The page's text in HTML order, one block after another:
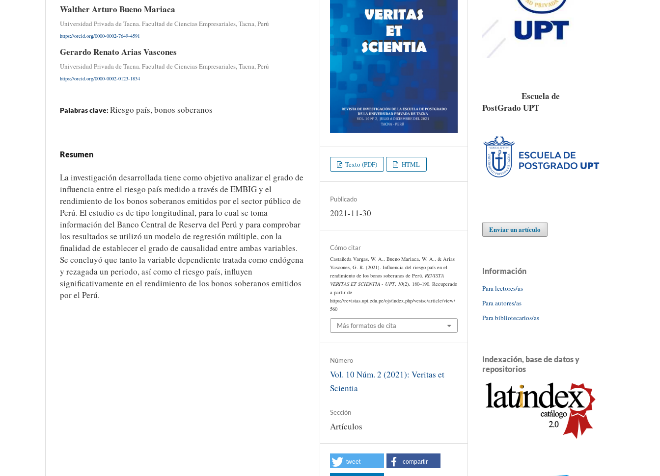
Walther Arturo Bueno Mariaca
Universidad Privada de Tacna. Facultad de Ciencias Empresariales, Tacna, Perú
https://orcid.org/0000-0002-7649-4591
Gerardo Renato Arias Vascones
Universidad Privada de Tacna. Facultad de Ciencias Empresariales, Tacna, Perú
https://orcid.org/0000-0002-0123-1834
Palabras clave: Riesgo país, bonos soberanos
Resumen
La investigación desarrollada tiene como objetivo analizar el grado de
influencia entre el riesgo país medido a través de EMBIG y el
rendimiento de los bonos soberanos emitidos por el sector público de
Perú. El estudio es de tipo longitudinal, para lo cual se toma
información del Banco Central de Reserva del Perú y para comprobar
los resultados se utilizó un modelo de regresión múltiple, con la
finalidad de establecer el grado de causalidad entre ambas variables.
Se concluyó que tanto la variable dependiente tratada como endógena
y rezagada un periodo, así como el riesgo país, influyen
significativamente en el rendimiento de los bonos soberanos emitidos
por el Perú.
Texto (PDF) HTML
Publicado
2021-11-30
Cómo citar
Castañeda Vargas, W. A., Bueno Mariaca, W. A., & Arias
Vascones, G. R. (2021). Influencia del riesgo país en el
rendimiento de los bonos soberanos de Perú.REVISTA
VERITAS ET SCIENTIA - UPT, 10(2), 180–190. Recuperado
a partir de
https://revistas.upt.edu.pe/ojs/index.php/vestsc/article/view/
560
Más formatos de cita
Número
Vol. 10 Núm. 2 (2021): Veritas et
Scientia
Sección
Artículos
tweet compartir
Escuela de
PostGrado UPT
Enviar un artículo
Información
Para lectores/as
Para autores/as
Para bibliotecarios/as
Indexación, base de datos y
repositorios